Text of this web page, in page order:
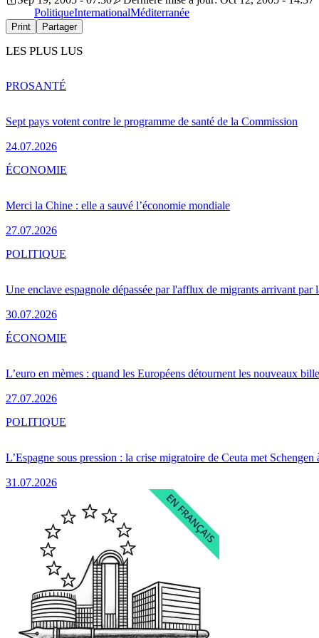
PolitiqueInternationalMéditerranée
Print Partager
LES PLUS LUS
Sept pays votent contre le programme de santé de la Commission
24.07.2026
PROSANTÉ
Merci la Chine : elle a sauvé l’économie mondiale
27.07.2026
ÉCONOMIE
Une enclave espagnole dépassée par l'afflux de migrants arrivant par
30.07.2026
POLITIQUE
L’euro en mèmes : quand les Européens détournent les nouveaux
27.07.2026
ÉCONOMIE
L’Espagne sous pression : la crise migratoire de Ceuta met Schengen
31.07.2026
POLITIQUE